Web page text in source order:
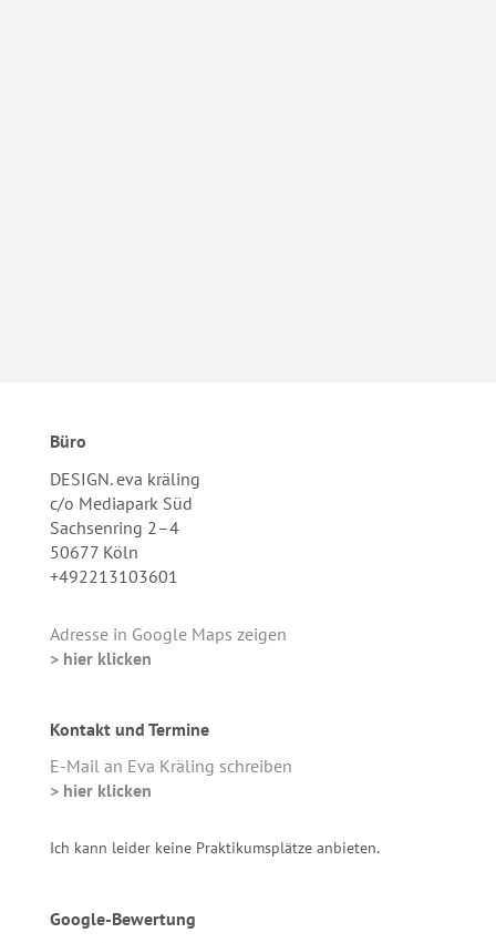
Büro
DESIGN. eva kräling
c/o Mediapark Süd
Sachsenring 2–4
50677 Köln
+492213103601
Adresse in Google Maps zeigen
> hier klicken
Kontakt und Termine
E-Mail an Eva Kräling schreiben
> hier klicken
Ich kann leider keine Praktikumsplätze anbieten.
Google-Bewertung